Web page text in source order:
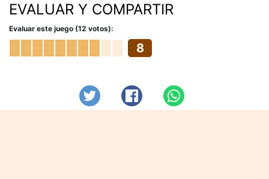
EVALUAR Y COMPARTIR
Evaluar este juego (12 votos):
8